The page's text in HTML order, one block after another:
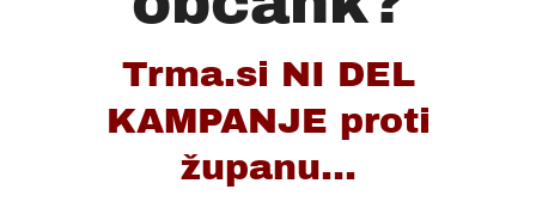
Trma.si NI DEL
KAMPANJE proti
županu...